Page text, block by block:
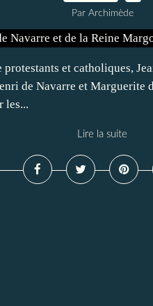
Par Archimède
et catholiques,
de Navarre et Marguerite
les...
Lire la suite